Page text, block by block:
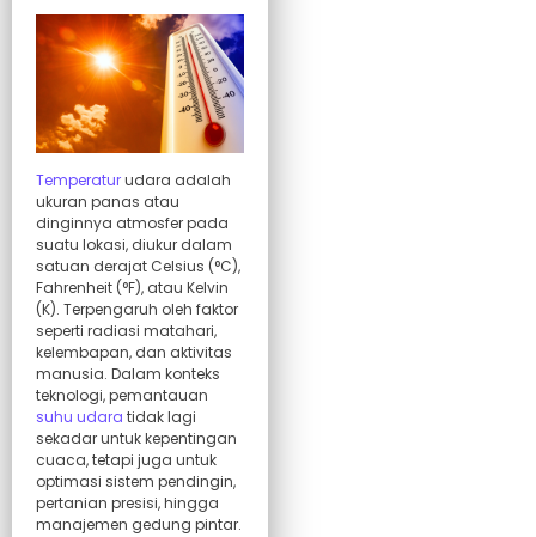
Temperaturudara adalah
ukuran panas atau
dinginnya atmosfer pada
suatu lokasi, diukur dalam
satuan derajat Celsius (°C),
Fahrenheit (°F), atau Kelvin
(K). Terpengaruh oleh faktor
seperti radiasi matahari,
kelembapan, dan aktivitas
manusia. Dalam konteks
teknologi, pemantauan
suhu udara tidak lagi
sekadar untuk kepentingan
cuaca, tetapi juga untuk
optimasi sistem pendingin,
pertanian presisi, hingga
manajemen gedung pintar.